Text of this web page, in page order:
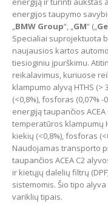
energijos taupymo
„BMW Group“, „GM“ („
Specialiai suprojektuota
naujausios kartos
tiesioginiu įpurškimu.
reikalavimus, kuriuose
klampumo alyvą HTHS
(<0,8%), fosforas (0,07% -
energiją taupančios
temperatūros klampumų
kiekių (<0,8%), fosforas
Naudojamas transporto
taupančios ACEA C2
ir kietųjų dalelių filtrų
sistemomis. Šio tipo
variklių tipais.